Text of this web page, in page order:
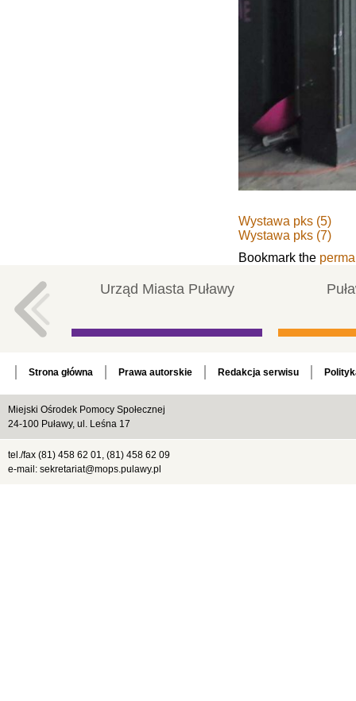
Wystawa pks (5)
Wystawa pks (7)
Bookmark the
Urząd Miasta Puławy
Strona główna Prawa autorskie Redakcja serwisu
Miejski Ośrodek Pomocy Społecznej
24-100 Puławy, ul. Leśna 17
tel./fax (81) 458 62 01, (81) 458 62 09
e-mail: sekretariat@mops.pulawy.pl